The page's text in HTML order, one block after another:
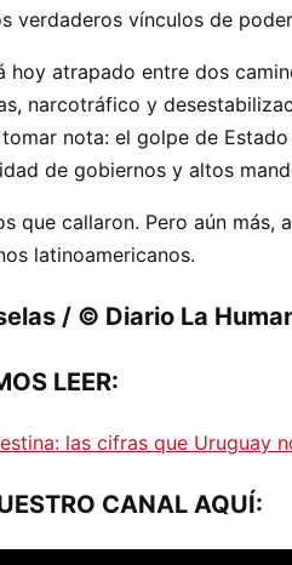
verdaderos vínculos de
hoy atrapado entre dos
narcotráfico y
nota: el golpe de
de gobiernos y altos
que callaron. Pero aún
latinoamericanos.
/ © Diario La
LEER:
las cifras que Uruguay
CANAL AQUÍ: